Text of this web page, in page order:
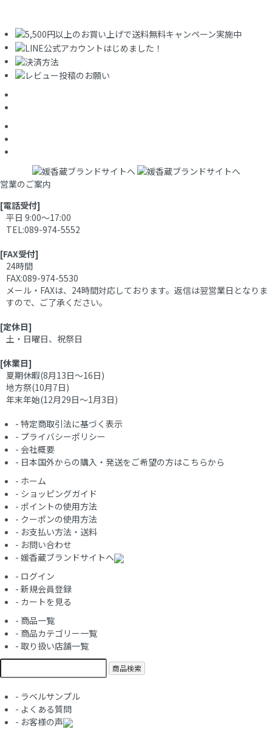
営業のご案内
[電話受付]
平日 9:00～17:00
TEL:089-974-5552
[FAX受付]
24時間
FAX:089-974-5530
メール・FAXは、24時間対応しております。返信は翌営業日となりま
すので、ご了承ください。
[定休日]
土・日曜日、祝祭日
[休業日]
夏期休暇(8月13日～16日)
地方祭(10月7日)
年末年始(12月29日～1月3日)
- 特定商取引法に基づく表示
- プライバシーポリシー
- 会社概要
- 日本国外からの購入・発送をご希望の方はこちらから
- ホーム
- ショッピングガイド
- ポイントの使用方法
- クーポンの使用方法
- お支払い方法・送料
- お問い合わせ
- 媛香蔵ブランドサイトへ
- ログイン
- 新規会員登録
- カートを見る
- 商品一覧
- 商品カテゴリー一覧
- 取り扱い店舗一覧
商品検索
- ラベルサンプル
- よくある質問
- お客様の声